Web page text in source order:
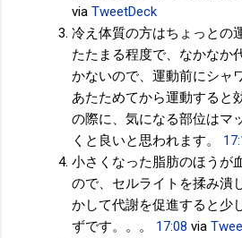
via TweetDeck
冷え体質の方はちょっとの
たたまる程度で、なかなか
かないので、運動前にシャ
あたためてから運動すると
の際に、気になる部位はマ
くと良いと思われます。
小さくなった脂肪のほうが
ので、セルライトを揉み潰
かして代謝を促進すると少
ずです。。。
17:08 via